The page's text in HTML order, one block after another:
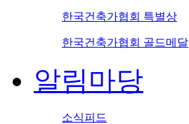
한국건축가협회 특별상
한국건축가협회 골드메달
알림마당
소식피드